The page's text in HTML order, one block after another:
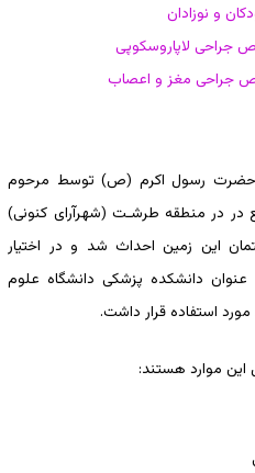
و نوزادان
جراحی لاپاروسکوپی
جراحی مغز و اعصاب
حضرت رسول اکرم (ص) توسط مرحوم
در در منطقه طرشـت (شهرآرای کنونی)
1350 اولین ساختمان این زمین احداث شد و در اختیار
قرار گرفت تا سال 1384 به عنوان دانشکده پزشکی دانشگاه علوم
استفاده قرار داشت.
این موارد هستند: